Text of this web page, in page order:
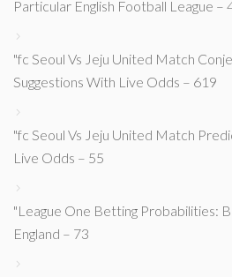
Particular English Football League –
"fc Seoul Vs Jeju United Match
Suggestions With Live Odds – 619
"fc Seoul Vs Jeju United Match
Live Odds – 55
"League One Betting Probabilities:
England – 73